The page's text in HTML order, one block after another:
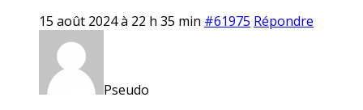
15 août 2024 à 22 h 35 min #61975 Répondre
Pseudo